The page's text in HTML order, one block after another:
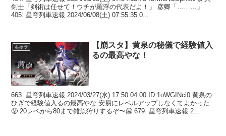
剣士「剣術は任せて！ウチが羅浮の代表だよ！」 彦卿「………」
405: 星穹列車速報 2024/06/08(土) 07:55:35.0...
キャラ
【崩スタ】黄泉の秘儀で経験値入
るの最高やな！
663: 星穹列車速報 2024/03/27(水) 17:50:04.00 ID:1oWGINci0 黄泉の
ひぎで経験値入るの最高やな 安易にレベルアップしなくてよかった
😤 20レベから80まで雑魚狩りするぞ〜🤗 679: 星穹列車速報 2...